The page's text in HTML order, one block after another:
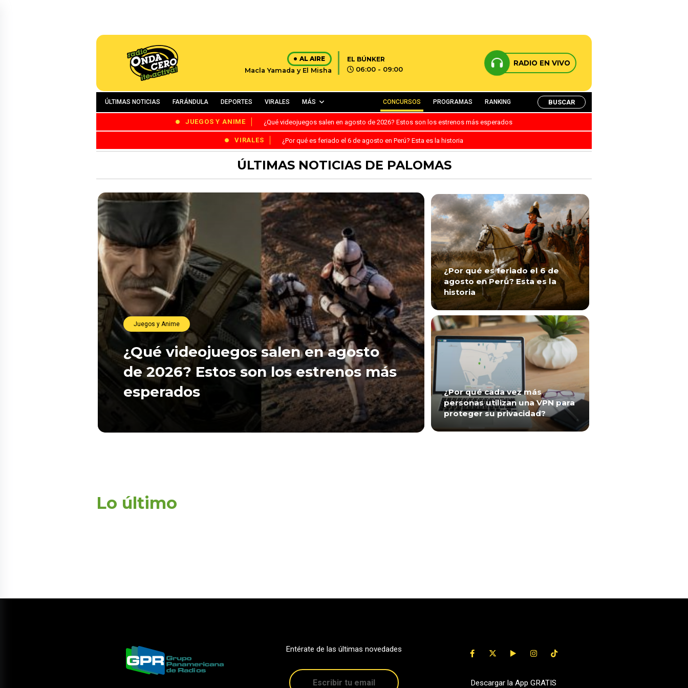
AL AIRE
Macla Yamada y El Misha
EL BÚNKER
06:00 - 09:00
RADIO EN VIVO
ÚLTIMAS NOTICIAS FARÁNDULA DEPORTES VIRALES MÁS CONCURSOS PROGRAMAS RANKING BUSCAR
JUEGOS Y ANIME ¿Qué videojuegos salen en agosto de 2026? Estos son los estrenos más esperados
VIRALES ¿Por qué es feriado el 6 de agosto en Perú? Esta es la historia
ÚLTIMAS NOTICIAS DE PALOMAS
Juegos y Anime
¿Qué videojuegos salen en agosto
de 2026? Estos son los estrenos más
esperados
¿Por qué es feriado el 6 de
agosto en Perú? Esta es la
historia
¿Por qué cada vez más
personas utilizan una VPN para
proteger su privacidad?
Lo último
Entérate de las últimas novedades
Descargar la App GRATIS